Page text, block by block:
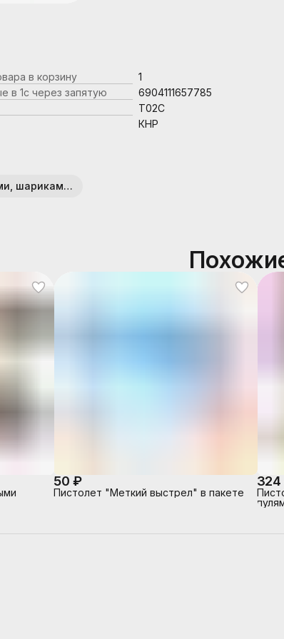
в корзину
1
в 1с через запятую
6904111657785
T02C
КНР
Оружие с мягкими пульками, шариками, присосками, дисками
50 ₽
Пистолет "Меткий выстрел" в пакете